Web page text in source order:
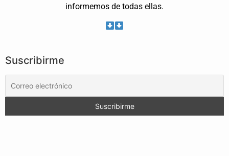
informemos de todas ellas.
Suscribirme